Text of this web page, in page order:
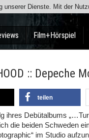
Film+Hörspiel
:: Depeche
teilen
ihres Debütalbums
die beiden Schweden
im Studio
unserer Dienste. Mit der